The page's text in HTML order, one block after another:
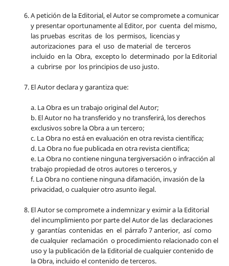
A petición de la Editorial, el Autor se compromete a comunicar
y presentar oportunamente al Editor, por cuenta del mismo,
las pruebas escritas de los permisos, licencias y
autorizaciones para el uso de material de terceros
incluido en la Obra, excepto lo determinado por la Editorial
a cubrirse por los principios de uso justo.
El Autor declara y garantiza que:
a. La Obra es un trabajo original del Autor;
b. El Autor no ha transferido y no transferirá, los derechos
exclusivos sobre la Obra a un tercero;
c. La Obra no está en evaluación en otra revista científica;
d. La Obra no fue publicada en otra revista científica;
e. La Obra no contiene ninguna tergiversación o infracción al
trabajo propiedad de otros autores o terceros, y
f. La Obra no contiene ninguna difamación, invasión de la
privacidad, o cualquier otro asunto ilegal.
El Autor se compromete a indemnizar y eximir a la Editorial
del incumplimiento por parte del Autor de las declaraciones
y garantías contenidas en el párrafo 7 anterior, así como
de cualquier reclamación o procedimiento relacionado con el
uso y la publicación de la Editorial de cualquier contenido de
la Obra, incluido el contenido de terceros.